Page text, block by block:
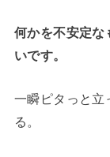
何かを不安定な
いです。
一瞬ピタっと立
る。